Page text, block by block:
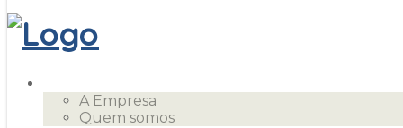
A Empresa
Quem somos
construção da
Perimetral Leste